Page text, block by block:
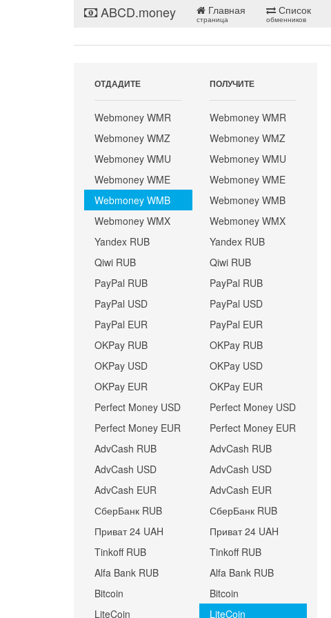
ABCD.money Главная
страница
Список
обменников
ОТДАДИТЕ
Webmoney WMR
Webmoney WMZ
Webmoney WMU
Webmoney WME
Webmoney WMB
Webmoney WMX
Yandex RUB
Qiwi RUB
PayPal RUB
PayPal USD
PayPal EUR
OKPay RUB
OKPay USD
OKPay EUR
Perfect Money USD
Perfect Money EUR
AdvCash RUB
AdvCash USD
AdvCash EUR
СберБанк RUB
Приват 24 UAH
Tinkoff RUB
Alfa Bank RUB
Bitcoin
LiteCoin
ПОЛУЧИТЕ
Webmoney WMR
Webmoney WMZ
Webmoney WMU
Webmoney WME
Webmoney WMB
Webmoney WMX
Yandex RUB
Qiwi RUB
PayPal RUB
PayPal USD
PayPal EUR
OKPay RUB
OKPay USD
OKPay EUR
Perfect Money USD
Perfect Money EUR
AdvCash RUB
AdvCash USD
AdvCash EUR
СберБанк RUB
Приват 24 UAH
Tinkoff RUB
Alfa Bank RUB
Bitcoin
LiteCoin